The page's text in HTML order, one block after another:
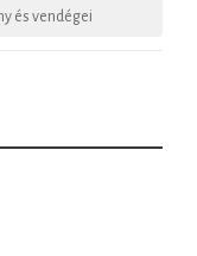
és vendégei